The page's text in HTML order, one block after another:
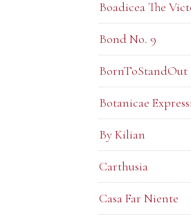
Boadicea The
Bond No. 9
BornToStandOut
Botanicae
By Kilian
Carthusia
Casa Far Niente